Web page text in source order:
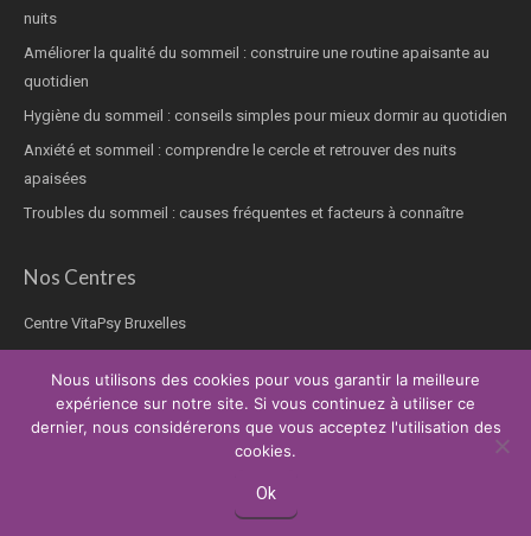
nuits
Améliorer la qualité du sommeil : construire une routine apaisante au
quotidien
Hygiène du sommeil : conseils simples pour mieux dormir au quotidien
Anxiété et sommeil : comprendre le cercle et retrouver des nuits
apaisées
Troubles du sommeil : causes fréquentes et facteurs à connaître
Nos Centres
Centre VitaPsy Bruxelles
Copyright © 2026.Thérapie trouble du sommeilTous droits réservés.
Privium – Des services qui soutiennent vos soins. Pour psychologues,
psychotherapeutes et hypnotherapeutes.
RGPD - Politique de Protection de la Vie Privée
Nous utilisons des cookies pour vous garantir la meilleure
expérience sur notre site. Si vous continuez à utiliser ce
dernier, nous considérerons que vous acceptez l'utilisation des
cookies.
Ok